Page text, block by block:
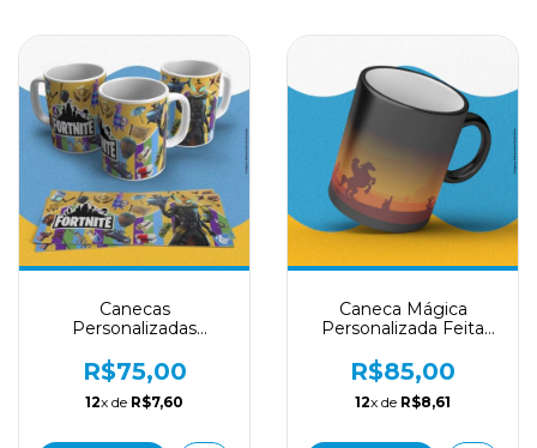
Canecas
Personalizadas
Fortnite Cores
R$75,00
12x de R$7,60
Caneca Mágica
Personalizada Feita
Estampas
R$85,00
12x de R$8,61